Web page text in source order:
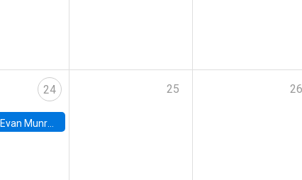
24
Evan Munro, Neyman Visiting Assistant Professor in the Department of Statistics at UC Berkeley
25 26